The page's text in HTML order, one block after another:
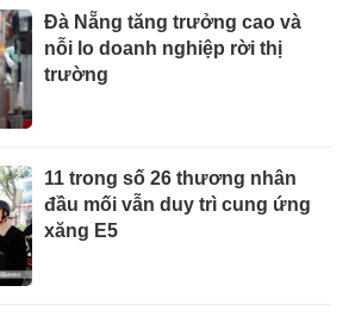
Đà Nẵng tăng trưởng cao và
nỗi lo doanh nghiệp rời thị
trường
11 trong số 26 thương nhân
đầu mối vẫn duy trì cung ứng
xăng E5